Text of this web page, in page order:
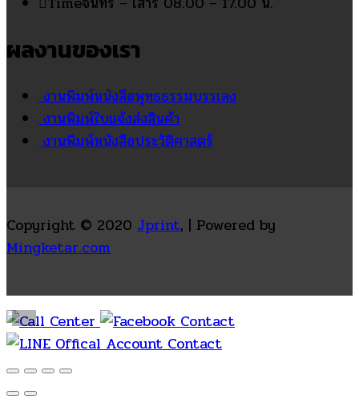
ผลงานของเรา
งานพิมพ์หนังสือพุทธธรรมบรรเลง
งานพิมพ์ใบแจ้งส่งสินค้า
งานพิมพ์หนังสือประวัติศาสตร์
Copyright © 2020 Jprint, | Powered by
Mingketar.com